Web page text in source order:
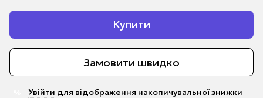
Купити
Замовити швидко
Увійти для відображення накопичувальної знижки